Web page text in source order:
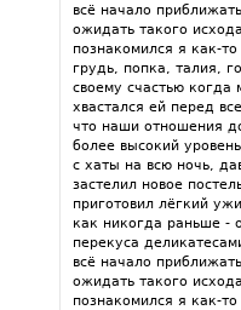
всё начало
ожидать такого
познакомился я как-
грудь, попка, талия,
своему счастью когда
хвастался ей перед
что наши отношения
более высокий
с хаты на всю ночь,
застелил новое
приготовил лёгкий
как никогда раньше -
перекуса
всё начало
ожидать такого
познакомился я как-